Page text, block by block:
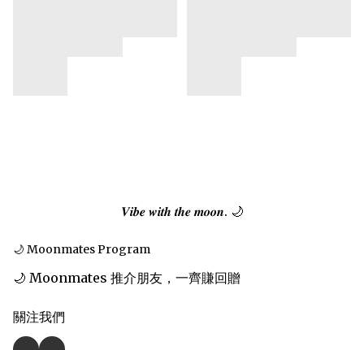
𝑽𝒊𝒃𝒆 𝒘𝒊𝒕𝒉 𝒕𝒉𝒆 𝒎𝒐𝒐𝒏. 🌙
🌙 Moonmates Program
🌙 Moonmates 推介朋友，一齊賺回贈
關注我們